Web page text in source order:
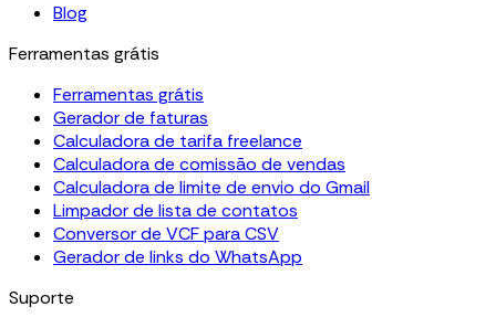
Blog
Ferramentas grátis
Ferramentas grátis
Gerador de faturas
Calculadora de tarifa freelance
Calculadora de comissão de vendas
Calculadora de limite de envio do Gmail
Limpador de lista de contatos
Conversor de VCF para CSV
Gerador de links do WhatsApp
Suporte